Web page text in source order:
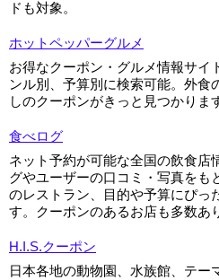
ドも対象。
ホットペッパーグルメ
お得なクーポン・グルメ情報サイ
ンル別、予算別に検索可能。外食
しのクーポンがきっと見つかりま
食べログ
ネット予約が可能な全国の飲食店
グやユーザーの口コミ・写真をも
のレストラン、目的や予算にぴっ
す。クーポンのあるお店も多数あ
H.I.S.クーポン
日本各地の動物園、水族館、テー